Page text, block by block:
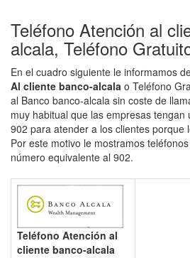
Teléfono Atención al
alcala, Teléfono
En el cuadro siguiente le informamos
Al cliente banco-alcala o Teléfono
al Banco banco-alcala sin coste de
muy habitual que las empresas tengan
902 para atender a los clientes porque
Por este motivo le mostramos
número equivalente al 902.
Teléfono Atención al
cliente banco-alcala